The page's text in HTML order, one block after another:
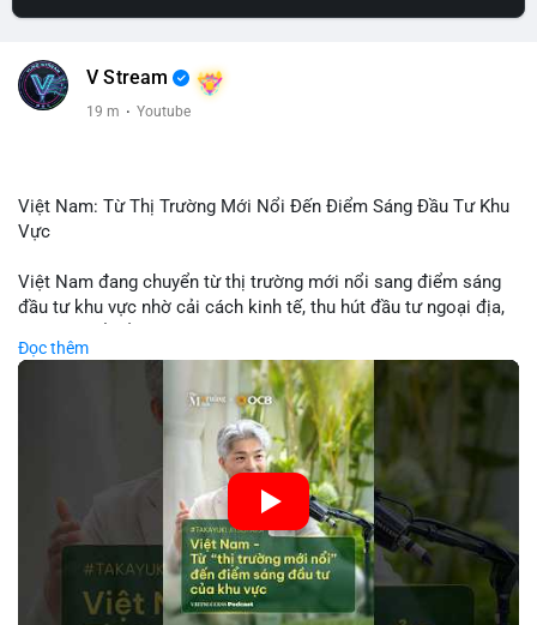
V Stream
19 m · Youtube
Việt Nam: Từ Thị Trường Mới Nổi Đến Điểm Sáng Đầu Tư Khu
Vực
Việt Nam đang chuyển từ thị trường mới nổi sang điểm sáng
đầu tư khu vực nhờ cải cách kinh tế, thu hút đầu tư ngoại địa,
hội cho nhà đầu tư lặp lại mô hình thành công của các quốc
gia đang phát triển. Nền tảng crypto tại Việt Nam cũng tăng
trưởng nhờ chính sách ổn định và sự quan tâm từ nhà đầu tư
🎥 Xem video trực tiếp tại:
Nguồn: VIETSUCCESS
Đọc thêm